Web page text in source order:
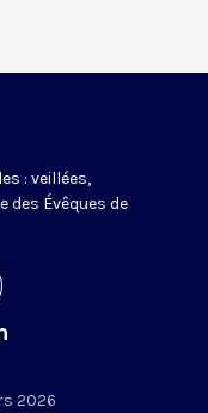
: veillées,
des Évêques de
2026